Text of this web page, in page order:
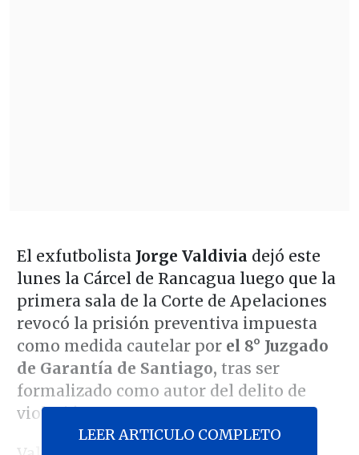
El exfutbolista Jorge Valdivia dejó este
lunes la Cárcel de Rancagua luego que la
primera sala de la Corte de Apelaciones
revocó la prisión preventiva impuesta
como medida cautelar por el 8° Juzgado
de Garantía de Santiago, tras ser
formalizado como autor del delito de
violación.
LEER ARTICULO COMPLETO